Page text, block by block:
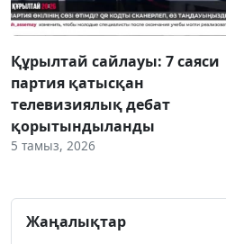
Құрылтай сайлауы: 7 саяси
партия қатысқан
телевизиялық дебат
қорытындыланды
5 тамыз, 2026
Жаңалықтар